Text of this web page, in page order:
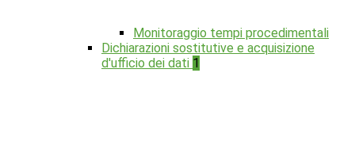
Monitoraggio tempi procedimentali
Dichiarazioni sostitutive e acquisizione
d'ufficio dei dati 1